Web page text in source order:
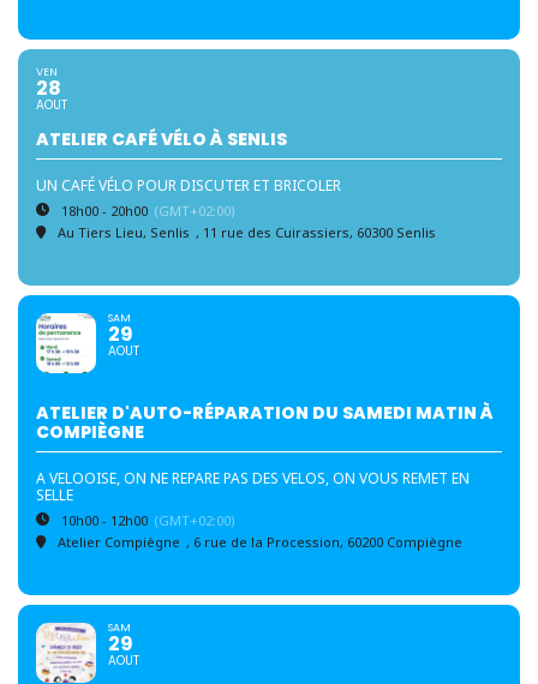
VEN
28
AOUT
ATELIER CAFÉ VÉLO À SENLIS
UN CAFÉ VÉLO POUR DISCUTER ET BRICOLER
18h00 - 20h00 (GMT+02:00)
Au Tiers Lieu, Senlis , 11 rue des Cuirassiers, 60300 Senlis
SAM
29
AOUT
ATELIER D'AUTO-RÉPARATION DU SAMEDI MATIN À
COMPIÈGNE
A VELOOISE, ON NE REPARE PAS DES VELOS, ON VOUS REMET EN
SELLE
10h00 - 12h00 (GMT+02:00)
Atelier Compiègne , 6 rue de la Procession, 60200 Compiègne
SAM
29
AOUT